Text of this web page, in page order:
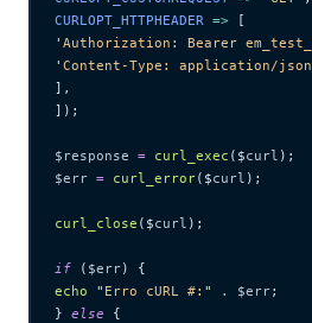
CURLOPT_HTTPHEADER => [
' Authorization: Bearer
' Content-Type: application/json
],
]);
$response = curl_exec ($curl );
$err = curl_error($curl );
curl_close ($curl );
if ( $err) {
echo " Erro cURL #: " . $err;
} else {